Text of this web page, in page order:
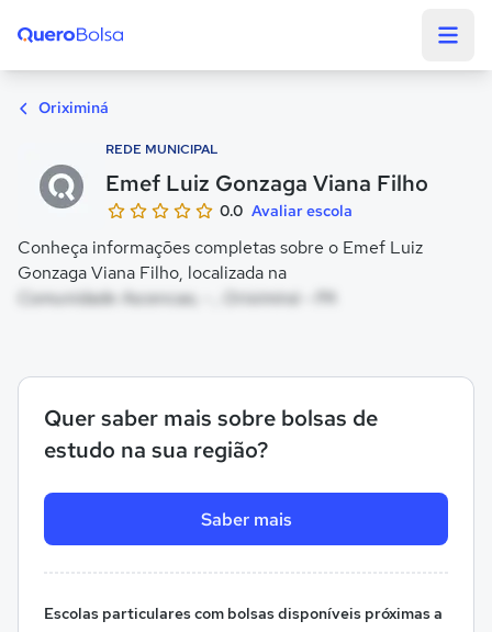
Oriximiná
REDE MUNICIPAL
Emef Luiz Gonzaga Viana Filho
0.0 Avaliar escola
Conheça informações completas sobre o Emef Luiz
Gonzaga Viana Filho, localizada na
Comunidade Ascencao, - , Oriximiná - PA
Quer saber mais sobre bolsas de
estudo na sua região?
Saber mais
Escolas particulares com bolsas disponíveis próximas a